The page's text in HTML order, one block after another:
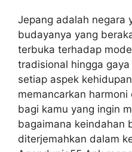
Jepang adalah negara
budayanya yang
terbuka terhadap
tradisional hingga
setiap aspek
memancarkan
bagi kamu yang ingin
bagaimana keindahan
diterjemahkan dalam